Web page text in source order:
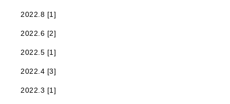
2022.8 [1]
2022.6 [2]
2022.5 [1]
2022.4 [3]
2022.3 [1]